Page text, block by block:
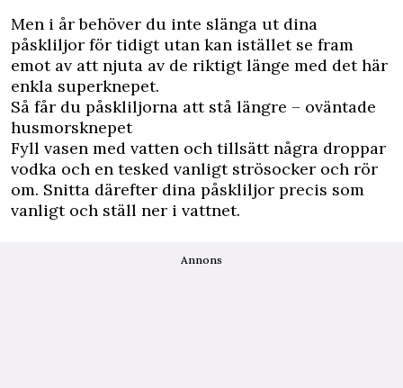
Men i år behöver du inte slänga ut dina
påskliljor för tidigt utan kan istället se fram
emot av att njuta av de riktigt länge med det här
enkla superknepet.
Så får du påskliljorna att stå längre – oväntade
husmorsknepet
Fyll vasen med vatten och tillsätt några droppar
vodka och en tesked vanligt strösocker och rör
om. Snitta därefter dina påskliljor precis som
vanligt och ställ ner i vattnet.
Annons